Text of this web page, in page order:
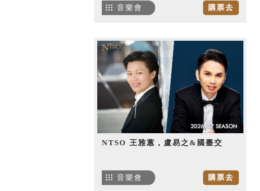
購票去
音樂會
NTSO 王雅蕙，盧易之&國臺交
購票去
音樂會